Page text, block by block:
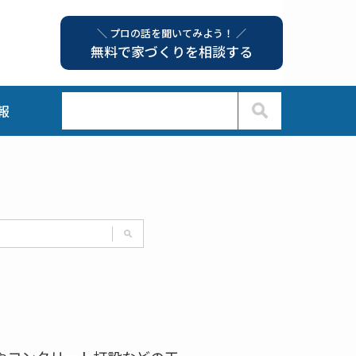
＼ プロの話を聞いてみよう！ ／
無料で家づくりを相談する